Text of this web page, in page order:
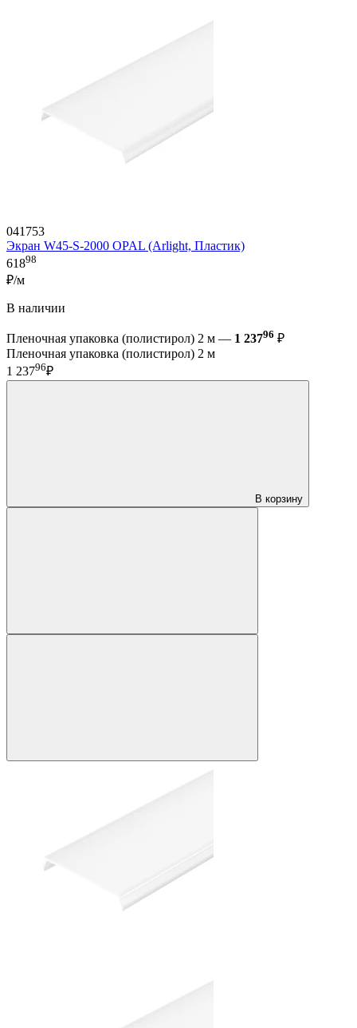
041753
Экран W45-S-2000 OPAL (Arlight, Пластик)
61898
₽/м
В наличии
Пленочная упаковка (полистирол) 2 м — 1 23796 ₽
Пленочная упаковка (полистирол) 2 м
1 23796₽
В корзину